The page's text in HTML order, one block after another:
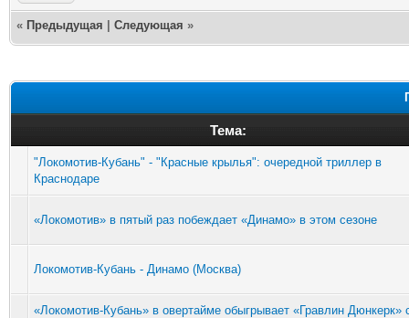
« Предыдущая Следующая »
Тема:
"Локомотив-Кубань" - "Красные крылья": очередной триллер в
Краснодаре
«Локомотив» в пятый раз побеждает «Динамо» в этом сезоне
Локомотив-Кубань - Динамо (Москва)
«Локомотив-Кубань» в овертайме обыгрывает «Гравлин Дюнкерк»